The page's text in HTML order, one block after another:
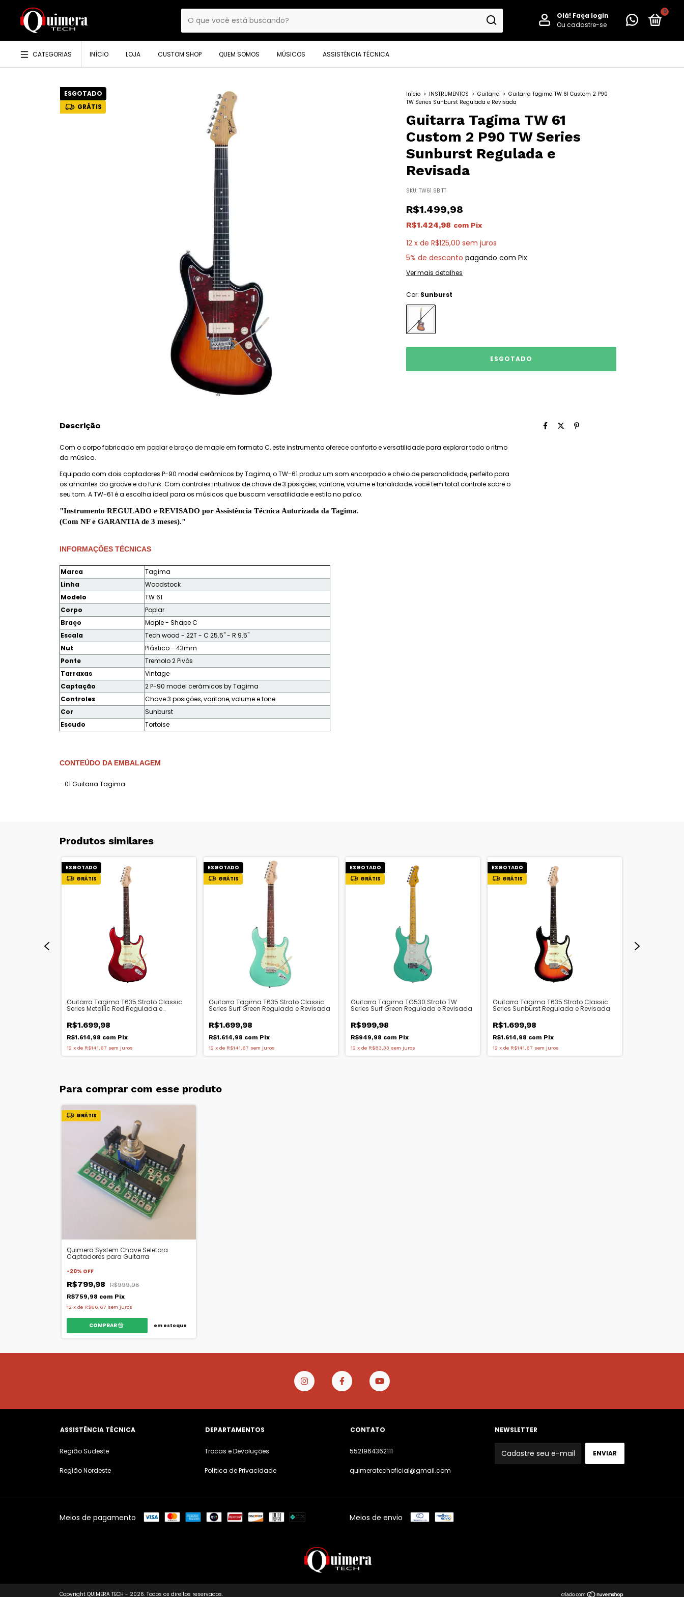
Olá! Faça login
Ou cadastre-se
0
CATEGORIAS INÍCIO LOJA CUSTOM SHOP QUEM SOMOS MÚSICOS ASSISTÊNCIA TÉCNICA
ESGOTADO
GRÁTIS
Início > INSTRUMENTOS > Guitarra > Guitarra Tagima TW 61 Custom 2 P90
TW Series Sunburst Regulada e Revisada
Guitarra Tagima TW 61
Custom 2 P90 TW Series
Sunburst Regulada e
Revisada
SKU: TW61 SB TT
R$1.499,98
R$1.424,98 com Pix
12 x de R$125,00 sem juros
5% de desconto pagando com Pix
Ver mais detalhes
Cor: Sunburst
Descrição
Com o corpo fabricado em poplar e braço de maple em formato C, este instrumento oferece conforto e versatilidade para explorar todo o ritmo
da música.
Equipado com dois captadores P-90 model cerâmicos by Tagima, o TW-61 produz um som encorpado e cheio de personalidade, perfeito para
os amantes do groove e do funk. Com controles intuitivos de chave de 3 posições, varitone, volume e tonalidade, você tem total controle sobre o
seu tom. A TW-61 é a escolha ideal para os músicos que buscam versatilidade e estilo no palco.
"Instrumento REGULADO e REVISADO por Assistência Técnica Autorizada da Tagima.
(Com NF e GARANTIA de 3 meses)."
INFORMAÇÕES TÉCNICAS
Marca
Tagima
Linha
Woodstock
Modelo
TW 61
Corpo
Poplar
Braço
Maple - Shape C
Escala
Tech wood - 22T - C 25.5" - R 9.5"
Nut
Plástico - 43mm
Ponte
Tremolo 2 Pivôs
Tarraxas
Vintage
Captação
2 P-90 model cerâmicos by Tagima
Controles
Chave 3 posições, varitone, volume e tone
Cor
Sunburst
Escudo
Tortoise
CONTEÚDO DA EMBALAGEM
- 01 Guitarra Tagima
Produtos similares
ESGOTADO
GRÁTIS
Guitarra Tagima T635 Strato Classic
Series Metallic Red Regulada e
R$1.699,98
R$1.614,98 com Pix
12 x de R$141,67 sem juros
ESGOTADO
GRÁTIS
Guitarra Tagima T635 Strato Classic
Series Surf Green Regulada e Revisada
R$1.699,98
R$1.614,98 com Pix
12 x de R$141,67 sem juros
ESGOTADO
GRÁTIS
Guitarra Tagima TG530 Strato TW
Series Surf Green Regulada e Revisada
R$999,98
R$949,98 com Pix
12 x de R$83,33 sem juros
ESGOTADO
GRÁTIS
Guitarra Tagima T635 Strato Classic
Series Sunburst Regulada e Revisada
R$1.699,98
R$1.614,98 com Pix
12 x de R$141,67 sem juros
Para comprar com esse produto
GRÁTIS
Quimera System Chave Seletora
Captadores para Guitarra
-20% OFF
R$799,98
R$999,98
R$759,98 com Pix
12 x de R$66,67 sem juros
em estoque
ASSISTÊNCIA TÉCNICA
Região Sudeste
Região Nordeste
DEPARTAMENTOS
Trocas e Devoluções
Política de Privacidade
CONTATO
5521964362111
quimeratechoficial@gmail.com
NEWSLETTER
Meios de pagamento Meios de envio
Copyright QUIMERA TECH - 2026. Todos os direitos reservados.